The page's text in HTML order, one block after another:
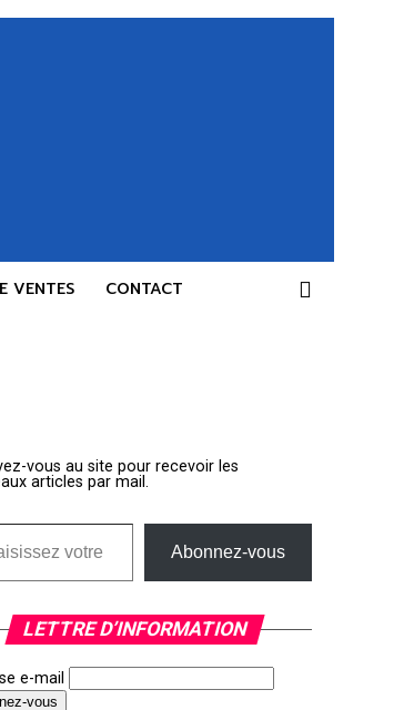
VENTES CONTACT
vous au site pour recevoir les
articles par mail.
Abonnez-vous
LETTRE D’INFORMATION
e-mail